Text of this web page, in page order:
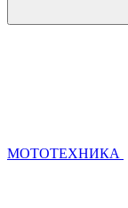
МОТОТЕХНИКА